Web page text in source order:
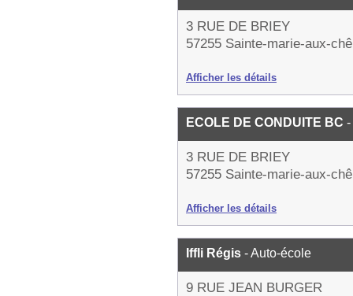
3 RUE DE BRIEY
57255 Sainte-marie-aux-
Afficher les détails
ECOLE DE CONDUITE BC -
3 RUE DE BRIEY
57255 Sainte-marie-aux-
Afficher les détails
Iffli Régis - Auto-école
9 RUE JEAN BURGER